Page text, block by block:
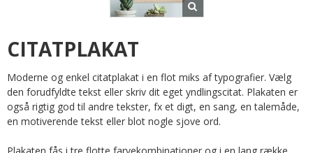
CITATPLAKAT
Moderne og enkel citatplakat i en flot miks af typografier. Vælg
den forudfyldte tekst eller skriv dit eget yndlingscitat. Plakaten er
også rigtig god til andre tekster, fx et digt, en sang, en talemåde,
en motiverende tekst eller blot nogle sjove ord.